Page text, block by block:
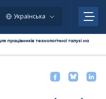
Українська
працівників технологічної галузі на